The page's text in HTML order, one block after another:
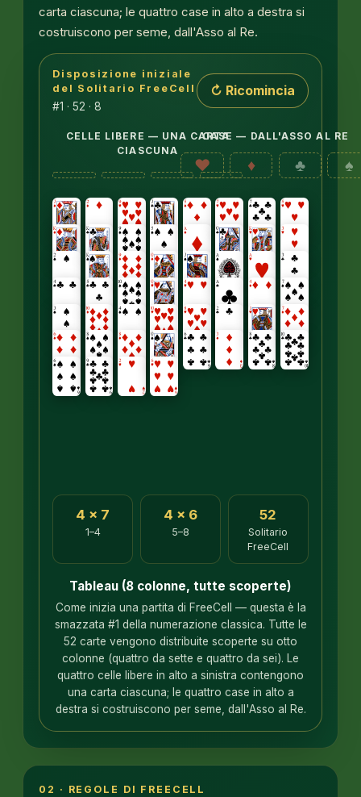
carta ciascuna; le quattro case in alto a destra si
costruiscono per seme, dall'Asso al Re.
Otto colonne del tableau con tutte le carte
Disposizione iniziale
del Solitario FreeCell
#1 · 52 · 8
↻ Ricomincia
CELLE LIBERE — UNA CARTA
CIASCUNA
CASE — DALL'ASSO AL RE
♥ ♦ ♣ ♠
4 × 7
1–4
4 × 6
5–8
52
Solitario
FreeCell
Tableau (8 colonne, tutte scoperte)
Come inizia una partita di FreeCell — questa è la
smazzata #1 della numerazione classica. Tutte le
52 carte vengono distribuite scoperte su otto
colonne (quattro da sette e quattro da sei). Le
quattro celle libere in alto a sinistra contengono
una carta ciascuna; le quattro case in alto a
destra si costruiscono per seme, dall'Asso al Re.
02 · REGOLE DI FREECELL